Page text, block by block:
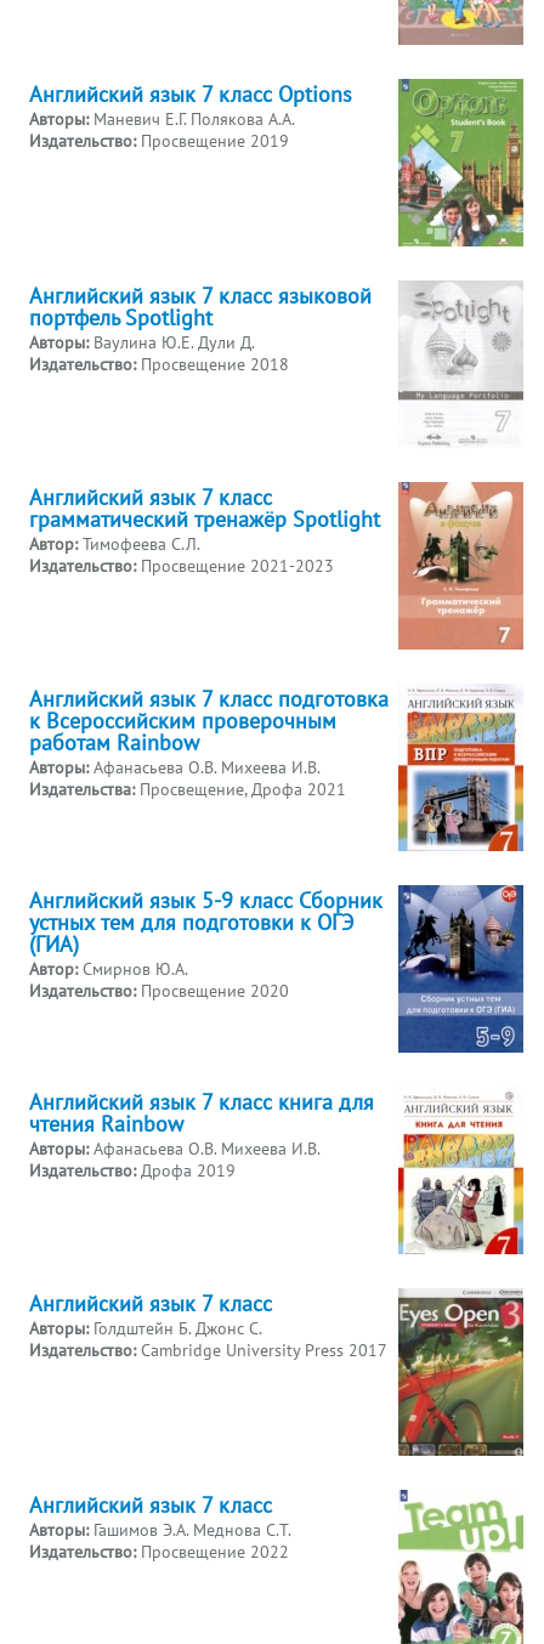
Английский язык 7 класс Options
Авторы: Маневич Е.Г. Полякова А.А.
Издательство: Просвещение 2019
Английский язык 7 класс языковой
портфель Spotlight
Авторы: Ваулина Ю.Е. Дули Д.
Издательство: Просвещение 2018
Английский язык 7 класс
грамматический тренажёр Spotlight
Автор:Тимофеева С.Л.
Издательство: Просвещение 2021-2023
Английский язык 7 класс подготовка
к Всероссийским проверочным
работам Rainbow
Авторы:Афанасьева О.В. Михеева И.В.
Издательства: Просвещение, Дрофа 2021
Английский язык 5-9 класс Сборник
устных тем для подготовки к ОГЭ
(ГИА)
Автор:Смирнов Ю.А.
Издательство: Просвещение 2020
Английский язык 7 класс книга для
чтения Rainbow
Авторы:Афанасьева О.В. Михеева И.В.
Издательство:Дрофа 2019
Английский язык 7 класс
Авторы: Голдштейн Б. Джонс С.
Издательство:Cambridge University Press 2017
Английский язык 7 класс
Авторы: Гашимов Э.А. Меднова С.Т.
Издательство: Просвещение 2022